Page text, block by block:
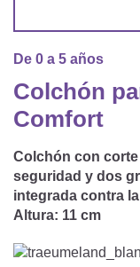
Somier
Saco
Saco
Saco
Mantita
Manta
COJÍN DE
Sábanas
Sábanas
SOPORTE
Cuna
De 0 a 5 años
Colchón
Comfort
Colchón con
seguridad y dos
integrada contra
Altura: 11 cm